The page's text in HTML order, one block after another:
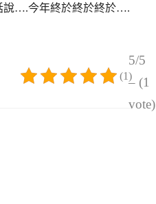
說….今年終於終於終於….
5/5
– (1
vote)
(1)